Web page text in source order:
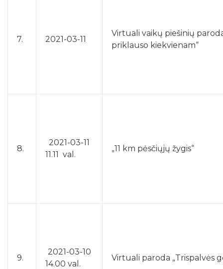
7. 2021-03-11
Virtuali vaikų piešinių
priklauso kiekvienam“
8.
2021-03-11
11.11 val.
„11 km pėsčiųjų žygis“
9.
2021-03-10
14.00 val.
Virtuali paroda „Trispalvės